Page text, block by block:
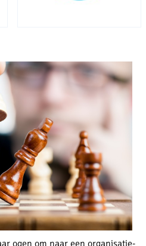
ogen om naar een organisatie-